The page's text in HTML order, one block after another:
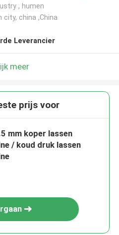
, humen
city, china ,China
Leverancier
meer
prijs voor
mm koper lassen
/ koud druk lassen